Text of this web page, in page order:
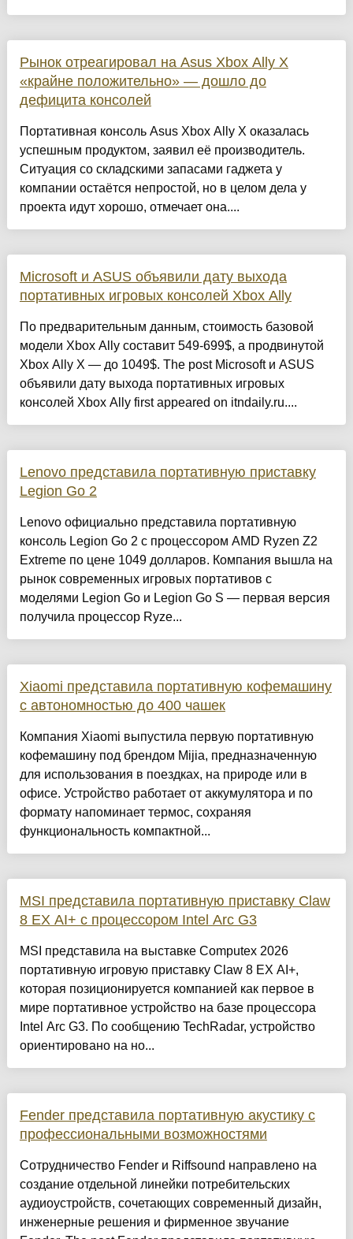
Рынок отреагировал на Asus Xbox Ally X
«крайне положительно» — дошло до
дефицита консолей
Портативная консоль Asus Xbox Ally X оказалась
успешным продуктом, заявил её производитель.
Ситуация со складскими запасами гаджета у
компании остаётся непростой, но в целом дела у
проекта идут хорошо, отмечает она....
Microsoft и ASUS объявили дату выхода
портативных игровых консолей Xbox Ally
По предварительным данным, стоимость базовой
модели Xbox Ally составит 549-699$, а продвинутой
Xbox Ally X — до 1049$. The post Microsoft и ASUS
объявили дату выхода портативных игровых
консолей Xbox Ally first appeared on itndaily.ru....
Lenovo представила портативную приставку
Legion Go 2
Lenovo официально представила портативную
консоль Legion Go 2 с процессором AMD Ryzen Z2
Extreme по цене 1049 долларов. Компания вышла на
рынок современных игровых портативов с
моделями Legion Go и Legion Go S — первая версия
получила процессор Ryze...
Xiaomi представила портативную кофемашину
с автономностью до 400 чашек
Компания Xiaomi выпустила первую портативную
кофемашину под брендом Mijia, предназначенную
для использования в поездках, на природе или в
офисе. Устройство работает от аккумулятора и по
формату напоминает термос, сохраняя
функциональность компактной...
MSI представила портативную приставку Claw
8 EX AI+ с процессором Intel Arc G3
MSI представила на выставке Computex 2026
портативную игровую приставку Claw 8 EX AI+,
которая позиционируется компанией как первое в
мире портативное устройство на базе процессора
Intel Arc G3. По сообщению TechRadar, устройство
ориентировано на но...
Fender представила портативную акустику с
профессиональными возможностями
Сотрудничество Fender и Riffsound направлено на
создание отдельной линейки потребительских
аудиоустройств, сочетающих современный дизайн,
инженерные решения и фирменное звучание